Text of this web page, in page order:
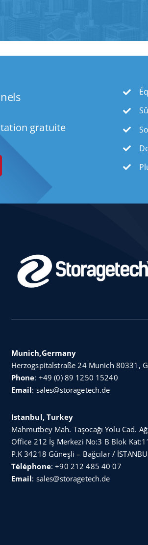
gratuite
Munich,Germany
Herzogspitalstraße 24 Munich 80331,
Phone: +49 (0) 89 1250 15240
Email: sales@storagetech.de
Istanbul, Turkey
Mahmutbey Mah. Taşocağı Yolu Cad.
Office 212 İş Merkezi No:3 B Blok
P.K 34218 Güneşli – Bağcılar /
Téléphone:+90 212 485 40 07
Email: sales@storagetech.de